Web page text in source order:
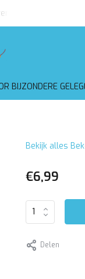
BIJZONDERE
Bekijk alles
€6,99
Delen